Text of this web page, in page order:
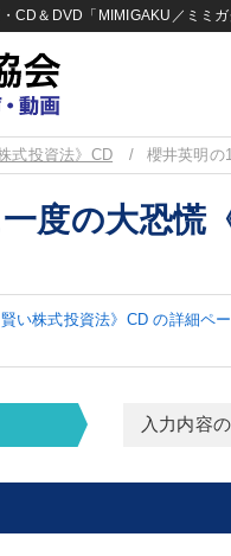
CD＆DVD「MIMIGAKU／ミミガ
式投資法》CD 櫻井英明の
度の大恐慌
い株式投資法》CD の詳細ペー
入力内容